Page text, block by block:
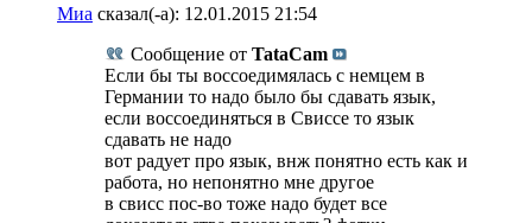
Миа сказал(-а): 12.01.2015 21:54
Сообщение от TataCam
Если бы ты воссоедимялась с немцем в
Германии то надо было бы сдавать язык,
если воссоединяться в Свиссе то язык
сдавать не надо
вот радует про язык, внж понятно есть как и
работа, но непонятно мне другое
в свисс пос-во тоже надо будет все